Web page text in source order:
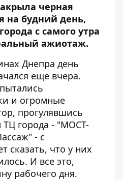
черная
на будний день,
с самого утра
ажиотаж.
Днепра день
еще вчера.
и огромные
, прогулявшись
ТЦ города - "МОСТ-
- с
сказать, что у них
И все это,
рабочего дня.